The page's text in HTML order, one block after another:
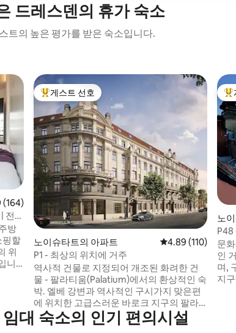
드레스덴의 휴가 숙소
트의 높은 평가를 받은 숙소입니다.
점(5점 만점), 후기 164개
(164)
전
방
핑할
니
도
하
상위 게스트 선호
게스트 선호
노이슈타트의 아파트 평점 4.89점(5점
4.89 (110)
P1 - 최상의 위치에 거주
역사적 건물로 지정되어 개조된 화려한 건
물 - 팔라티움(Palatium)에서의 환상적인 숙
박. 엘베 강변과 역사적인 구시가지 맞은편
에 위치한 고급스러운 바로크 지구의 팔라
이츠 플라츠에 위치한 매우 넓고 고급스러
운 갤러리 아파트입니다. 이 아파트는 두 개
상
노
P48
거주
문
인
며,
지
대 숙소의 인기 편의시설